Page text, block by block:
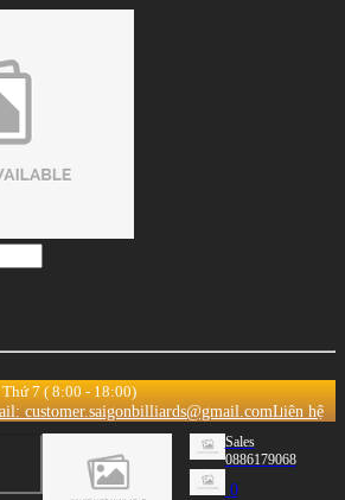
7 ( 8:00 - 18:00)
customer.saigonbilliards@gmail.comLiên hệ
Sales
0886179068
0